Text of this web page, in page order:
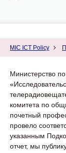
MIC ICT Policy
Министерство
комитета по
почетный
провело
указанным
отчет, мы